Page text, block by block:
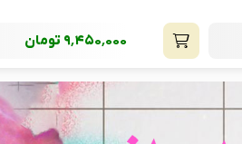
4٬600٬000تومان